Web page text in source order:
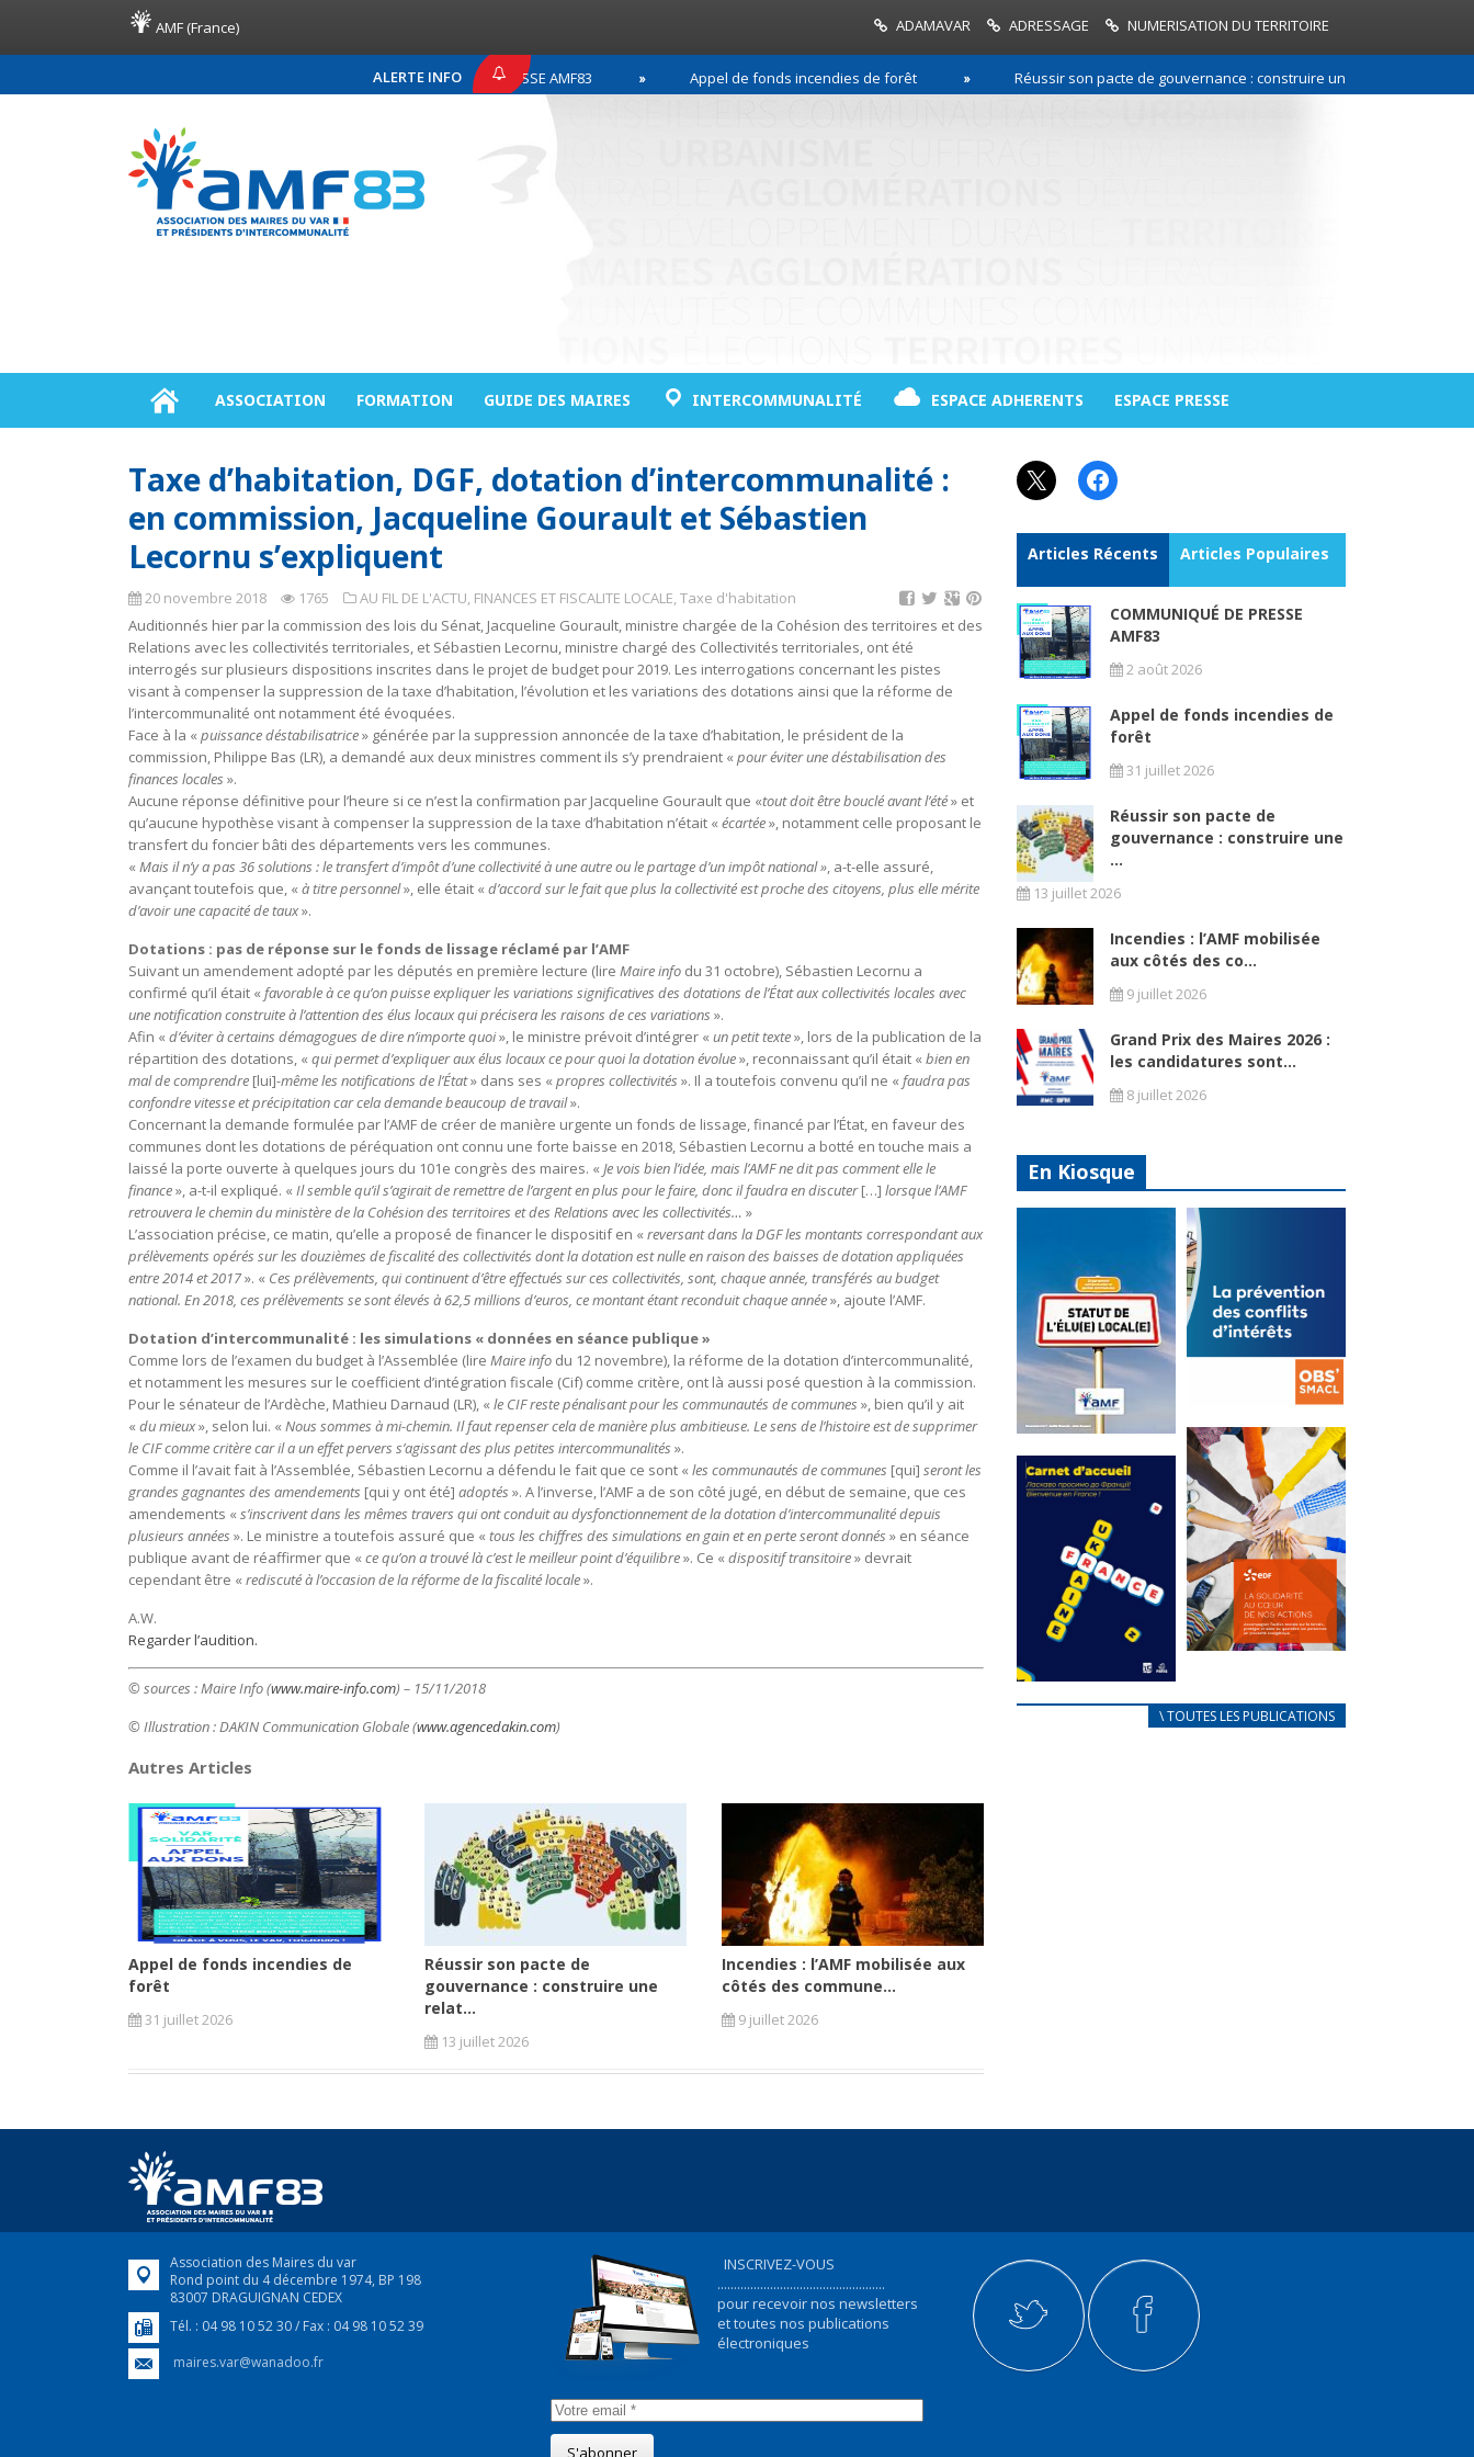
AMF (France) ADAMAVAR ADRESSAGE NUMERISATION DU TERRITOIRE
ALERTE INFO
COMMUNIQUÉ DE PRESSE AMF83 Appel de fonds incendies de forêt Réussir son pacte de gouvernance : construire une relation de
ASSOCIATION FORMATION GUIDE DES MAIRES INTERCOMMUNALITÉ ESPACE ADHERENTS ESPACE PRESSE
Taxe d’habitation, DGF, dotation d’intercommunalité :
en commission, Jacqueline Gourault et Sébastien
Lecornu s’expliquent
20 novembre 2018 1765 AU FIL DE L'ACTU, FINANCES ET FISCALITE LOCALE,Taxe d'habitation
Auditionnés hier par la commission des lois du Sénat, Jacqueline Gourault, ministre chargée de la Cohésion des territoires et des
Relations avec les collectivités territoriales, et Sébastien Lecornu, ministre chargé des Collectivités territoriales, ont été
interrogés sur plusieurs dispositions inscrites dans le projet de budget pour 2019. Les interrogations concernant les pistes
visant à compenser la suppression de la taxe d’habitation, l’évolution et les variations des dotations ainsi que la réforme de
l’intercommunalité ont notamment été évoquées.
Face à la « puissance déstabilisatrice» générée par la suppression annoncée de la taxe d’habitation, le président de la
commission, Philippe Bas (LR), a demandé aux deux ministres comment ils s’y prendraient « pour éviter une déstabilisation des
finances locales ».
Aucune réponse définitive pour l’heure si ce n’est la confirmation par Jacqueline Gourault que «tout doit être bouclé avant l’été» et
qu’aucune hypothèse visant à compenser la suppression de la taxe d’habitation n’était « écartée», notamment celle proposant le
transfert du foncier bâti des départements vers les communes.
« Mais il n’y a pas 36 solutions : le transfert d’impôt d’une collectivité à une autre ou le partage d’un impôt national », a-t-elle assuré,
avançant toutefois que, « à titre personnel», elle était « d’accord sur le fait que plus la collectivité est proche des citoyens, plus elle mérite
d’avoir une capacité de taux».
Dotations : pas de réponse sur le fonds de lissage réclamé par l’AMF
Suivant un amendement adopté par les députés en première lecture (lire Maire info du 31 octobre), Sébastien Lecornu a
confirmé qu’il était « favorable à ce qu’on puisse expliquer les variations significatives des dotations de l’État aux collectivités locales avec
une notification construite à l’attention des élus locaux qui précisera les raisons de ces variations ».
Afin « d’éviter à certains démagogues de dire n’importe quoi», le ministre prévoit d’intégrer « un petit texte», lors de la publication de la
répartition des dotations, « qui permet d’expliquer aux élus locaux ce pour quoi la dotation évolue», reconnaissant qu’il était « bien en
mal de comprendre [lui]-même les notifications de l’État» dans ses « propres collectivités ». Il a toutefois convenu qu’il ne « faudra pas
confondre vitesse et précipitation car cela demande beaucoup de travail».
Concernant la demande formulée par l’AMF de créer de manière urgente un fonds de lissage, financé par l’État, en faveur des
communes dont les dotations de péréquation ont connu une forte baisse en 2018, Sébastien Lecornu a botté en touche mais a
laissé la porte ouverte à quelques jours du 101e congrès des maires. « Je vois bien l’idée, mais l’AMF ne dit pas comment elle le
finance», a-t-il expliqué. « Il semble qu’il s’agirait de remettre de l’argent en plus pour le faire, donc il faudra en discuter[…] lorsque l’AMF
retrouvera le chemin du ministère de la Cohésion des territoires et des Relations avec les collectivités… »
L’association précise, ce matin, qu’elle a proposé de financer le dispositif en « reversant dans la DGF les montants correspondant aux
prélèvements opérés sur les douzièmes de fiscalité des collectivités dont la dotation est nulle en raison des baisses de dotation appliquées
entre 2014 et 2017». « Ces prélèvements, qui continuent d’être effectués sur ces collectivités, sont, chaque année, transférés au budget
national. En 2018, ces prélèvements se sont élevés à 62,5 millions d’euros, ce montant étant reconduit chaque année», ajoute l’AMF.
Dotation d’intercommunalité : les simulations « données en séance publique »
Comme lors de l’examen du budget à l’Assemblée (lire Maire info du 12 novembre), la réforme de la dotation d’intercommunalité,
et notamment les mesures sur le coefficient d’intégration fiscale (Cif) comme critère, ont là aussi posé question à la commission.
Pour le sénateur de l’Ardèche, Mathieu Darnaud (LR), « le CIF reste pénalisant pour les communautés de communes », bien qu’il y ait
« du mieux», selon lui. « Nous sommes à mi-chemin. Il faut repenser cela de manière plus ambitieuse. Le sens de l’histoire est de supprimer
le CIF comme critère car il a un effet pervers s’agissant des plus petites intercommunalités ».
Comme il l’avait fait à l’Assemblée, Sébastien Lecornu a défendu le fait que ce sont « les communautés de communes [qui] seront les
grandes gagnantes des amendements [qui y ont été] adoptés ». A l’inverse, l’AMF a de son côté jugé, en début de semaine, que ces
amendements « s’inscrivent dans les mêmes travers qui ont conduit au dysfonctionnement de la dotation d’intercommunalité depuis
plusieurs années ». Le ministre a toutefois assuré que « tous les chiffres des simulations en gain et en perte seront donnés » en séance
publique avant de réaffirmer que « ce qu’on a trouvé là c’est le meilleur point d’équilibre». Ce « dispositif transitoire» devrait
cependant être « rediscuté à l’occasion de la réforme de la fiscalité locale».
A.W.
Regarder l’audition.
© sources : Maire Info (www.maire-info.com) – 15/11/2018
© Illustration : DAKIN Communication Globale (www.agencedakin.com)
Autres Articles
Appel de fonds incendies de
forêt
31 juillet 2026
Réussir son pacte de
gouvernance : construire une
relat...
13 juillet 2026
Incendies : l’AMF mobilisée aux
côtés des commune...
9 juillet 2026
X Facebook
Articles Récents Articles Populaires
COMMUNIQUÉ DE PRESSE
AMF83
2 août 2026
Appel de fonds incendies de
forêt
31 juillet 2026
Réussir son pacte de
gouvernance : construire une
...
13 juillet 2026
Incendies : l’AMF mobilisée
aux côtés des co...
9 juillet 2026
Grand Prix des Maires 2026 :
les candidatures sont...
8 juillet 2026
En Kiosque
Statut de
l’élu local
Mise à jour avril
2024
FEUILLETER
La
prévention
des conflits
d’intérêts
18 septembre 2023
FEUILLETER
au coeur de
nos actions
\ TOUTES LES PUBLICATIONS
Association des Maires du var
Rond point du 4 décembre 1974, BP 198
83007 DRAGUIGNAN CEDEX
Tél. : 04 98 10 52 30 / Fax : 04 98 10 52 39
maires.var@wanadoo.fr
INSCRIVEZ-VOUS
...................................................
pour recevoir nos newsletters
et toutes nos publications
électroniques